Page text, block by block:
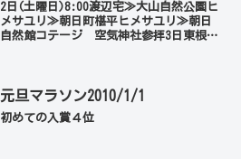
2日(土曜日)8:00渡辺宅≫大山自然公園ヒ
メサユリ≫朝日町椹平ヒメサユリ≫朝日
自然館コテージ 空気神社参拝3日東根マ
元旦マラソン2010/1/1
初めての入賞４位